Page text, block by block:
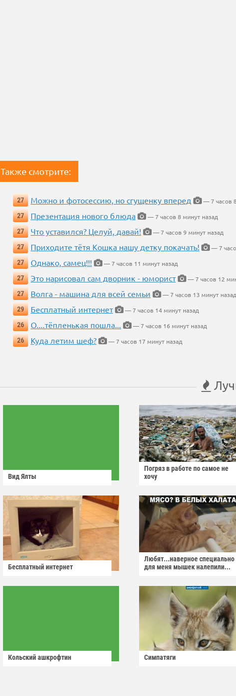
Также смотрите:
27 Можно и фотосессию, но сгущенку вперед
— 7 часов
27
Презентация нового блюда
— 7 часов 8 минут назад
27
Что уставился? Целуй, давай!
— 7 часов 9 минут назад
27
Приходите тётя Кошка нашу детку покачать!
— 7
27
Однако, самец!!!
— 7 часов 11 минут назад
27
Это нарисовал сам дворник - юморист
— 7 часов 12
27
Волга - машина для всей семьи
— 7 часов 13 минут назад
29
Бесплатный интернет
— 7 часов 14 минут назад
26
О....тёпленькая пошла...
— 7 часов 16 минут назад
26
Куда летим шеф? — 7 часов 17 минут назад
Вид Ялты
Погряз в работе по самое не
хочу
Бесплатный интернет
Любят...наверное специально
для меня мышек налепили...
Кольский ашкрофтин Симпатяги